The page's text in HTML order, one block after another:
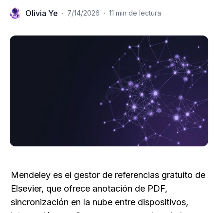
Olivia Ye · 7/14/2026 · 11 min de lectura
Mendeley es el gestor de referencias gratuito de
Elsevier, que ofrece anotación de PDF,
sincronización en la nube entre dispositivos,